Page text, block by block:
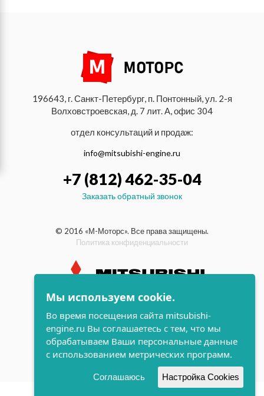
196643, г. Санкт-Петербург, п. Понтонный, ул. 2-я
Волховстроевская, д. 7 лит. А, офис 304
отдел консультаций и продаж:
info@mitsubishi-engine.ru
+7 (812) 462-35-04
Заказать обратный звонок
© 2016 «М-Моторс». Все права защищены.
Политика конфиденциальности
индустриальные и морские
дизельные двигатели Mitsubishi
разработка сайта
Мы используем cookie.
Во время посещения сайта mitsubishi-
engine.ru Вы соглашаетесь с тем, что мы
обрабатываем Ваши персональные данные
с использованием метрических программ.
Соглашаюсь Настройка Cookies